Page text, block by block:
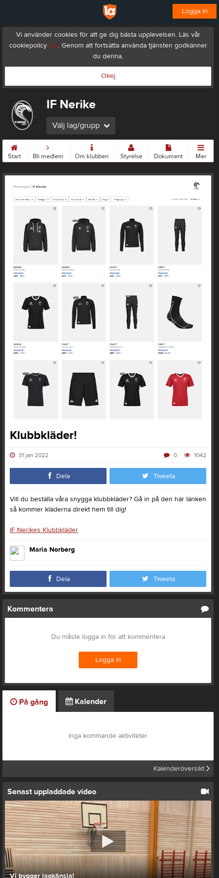
Logga in
Vi använder cookies för att ge dig bästa upplevelsen. Läs vår
cookiepolicy här. Genom att fortsätta använda tjänsten godkänner
du denna.
Okej
IF Nerike
Välj lag/grupp
Start Bli medlem Om klubben Styrelse Dokument Mer
Klubbkläder!
31 jan 2022 1042
0
Dela Tweeta
Vill du beställa våra snygga klubbkläder? Gå in på den här länken
så kommer kläderna direkt hem till dig!
IF Nerikes Klubbkläder
Maria Norberg
Dela Tweeta
Kommentera
Du måste logga in för att kommentera
Logga in
På gång Kalender
Inga kommande aktiviteter
Kalenderöversikt
Senast uppladdade video
Vi bygger lagkänsla!